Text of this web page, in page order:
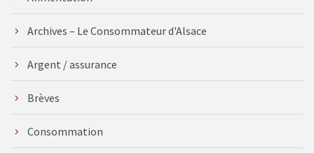
Archives – Le Consommateur d'Alsace
Argent / assurance
Brèves
Consommation